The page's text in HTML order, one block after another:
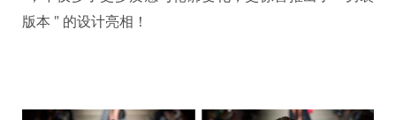
版本 ” 的设计亮相！